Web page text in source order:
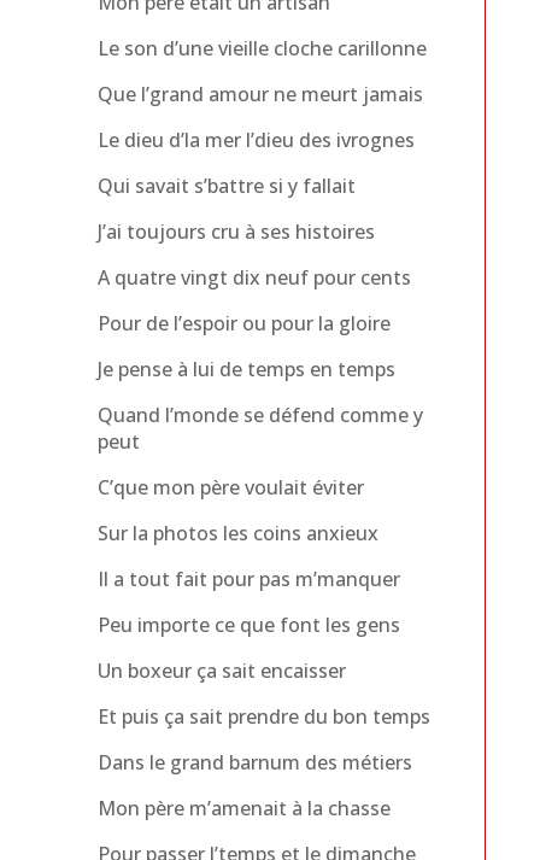
Le son d’une vieille cloche carillonne
Que l’grand amour ne meurt jamais
Le dieu d’la mer l’dieu des ivrognes
Qui savait s’battre si y fallait
J’ai toujours cru à ses histoires
A quatre vingt dix neuf pour cents
Pour de l’espoir ou pour la gloire
Je pense à lui de temps en temps
Quand l’monde se défend comme y
peut
C’que mon père voulait éviter
Sur la photos les coins anxieux
Il a tout fait pour pas m’manquer
Peu importe ce que font les gens
Un boxeur ça sait encaisser
Et puis ça sait prendre du bon temps
Dans le grand barnum des métiers
Mon père m’amenait à la chasse
Pour passer l’temps et le dimanche